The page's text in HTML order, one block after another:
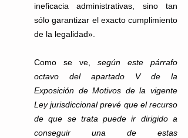
ineficacia administrativas, sino tan
sólo garantizar el exacto cumplimiento
de la legalidad».
Como se ve, según este párrafo
octavo del apartado V de la
Exposición de Motivos de la vigente
Ley jurisdiccional prevé que el recurso
de que se trata puede ir dirigido a
conseguir una de estas